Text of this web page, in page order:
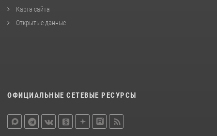
Карта сайта
Открытые данные
ОФИЦИАЛЬНЫЕ СЕТЕВЫЕ РЕСУРСЫ